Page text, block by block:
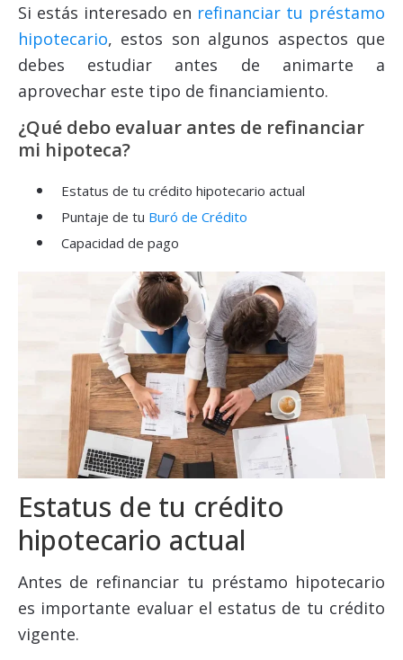
Si estás interesado en refinanciar tu préstamo
hipotecario, estos son algunos aspectos que
debes estudiar antes de animarte a
aprovechar este tipo de financiamiento.
¿Qué debo evaluar antes de refinanciar
mi hipoteca?
Estatus de tu crédito hipotecario actual
Puntaje de tu Buró de Crédito
Capacidad de pago
Estatus de tu crédito
hipotecario actual
Antes de refinanciar tu préstamo hipotecario
es importante evaluar el estatus de tu crédito
vigente.